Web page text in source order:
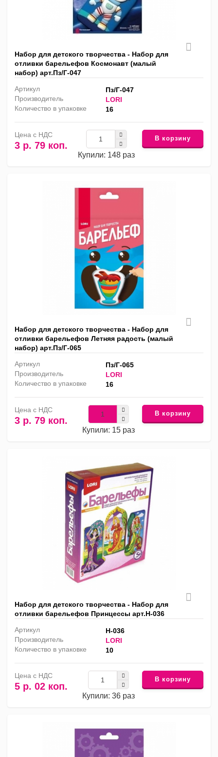
Набор для детского творчества - Набор для
отливки барельефов Космонавт (малый
набор) арт.Пз/Г-047
Артикул
Пз/Г-047
Производитель
LORI
Количество в упаковке
16
Цена с НДС
3 р. 79 коп.
Купили: 148 раз
В корзину
Набор для детского творчества - Набор для
отливки барельефов Летняя радость (малый
набор) арт.Пз/Г-065
Артикул
Пз/Г-065
Производитель
LORI
Количество в упаковке
16
Цена с НДС
3 р. 79 коп.
Купили: 15 раз
В корзину
Набор для детского творчества - Набор для
отливки барельефов Принцессы арт.Н-036
Артикул
Н-036
Производитель
LORI
Количество в упаковке
10
Цена с НДС
5 р. 02 коп.
Купили: 36 раз
В корзину